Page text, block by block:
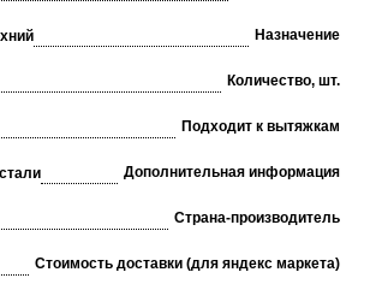
Назначение
Количество, шт.
Подходит к вытяжкам
Дополнительная информация
Страна-производитель
Стоимость доставки (для яндекс маркета)